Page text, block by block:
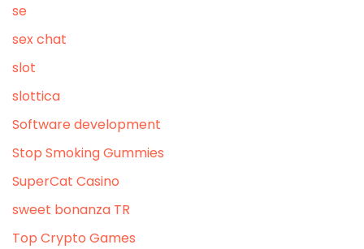
se
sex chat
slot
slottica
Software development
Stop Smoking Gummies
SuperCat Casino
sweet bonanza TR
Top Crypto Games